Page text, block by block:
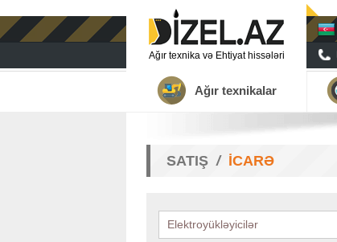
Ağır texnika və Ehtiyat hissələri
Ağır texnikalar
SATIŞ İCARƏ
Elektroyükləyicilər